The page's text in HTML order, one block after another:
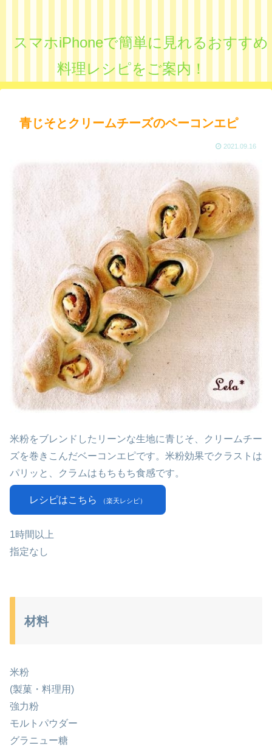
スマホiPhoneで簡単に見れるおすすめ
料理レシピをご案内！
青じそとクリームチーズのベーコンエピ
2021.09.16
米粉をブレンドしたリーンな生地に青じそ、クリームチー
ズを巻きこんだベーコンエピです。米粉効果でクラストは
パリッと、クラムはもちもち食感です。
レシピはこちら （楽天レシピ）
1時間以上
指定なし
材料
米粉
(製菓・料理用)
強力粉
モルトパウダー
グラニュー糖